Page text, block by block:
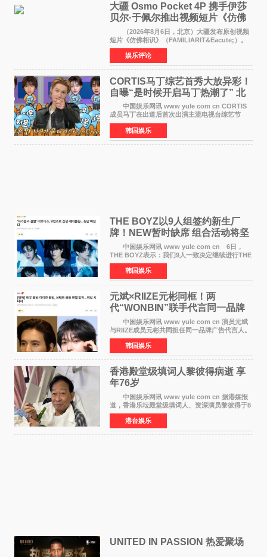
大疆 Osmo Pocket 4P 携手伊莎
贝尔·于佩尔推出视频短片《仿佛
相识》
（2026年8月6日，北京）大疆发布原创视频
短片《仿佛相识》（FAMILIARIT&Eacute;）。
视频短片由戛纳国际电影节最佳女演员伊莎贝尔·
于佩尔（Isabelle Huppert）主演，全程使用大
疆首款双主摄口
娱乐评论
CORTIS马丁综艺首秀大放异彩！
自曝“是时候开启马丁热潮了” 北
美巡演火热进行中
中国娱乐网讯 www yule com cn CORTIS
成员马丁在出道后首次出演主流电视台综艺节
目，展现了多才多艺的魅力。 马丁出演了5日
播出的MBC《Radio Star》Fashion与Passion
之间，I&lsquo;m
韩国娱乐
THE BOYZ以9人组签约新生厂
牌！NEW暂时缺席 组合活动将坚
定不移继续
中国娱乐网讯 www yule com cn 6日，
THE BOYZ表示：我们9人一致决定继续进行THE
BOYZ组合活动，并且已经完成了组合团体活动
签约。目前正在新生厂牌下进行活动准备。尚未
离开THE BOYZ原所
韩国娱乐
元斌×RIIZE元彬同框！两
代“WONBIN”联手代言同一品牌
颜值天花板合体
中国娱乐网讯 www yule com cn 演员元斌
与RIIZE成员元彬共同担任同一品牌广告代言人。
6日据独家报道，继演员元斌之后，RIIZE元彬最
近也被选为某在线中介平台A公司的共同广告代言
人，两人将作
韩国娱乐
香港殿堂级填词人黎彼得病逝 享
年76岁​
中国娱乐网讯 www yule com cn 据港媒报
道，香港乐坛殿堂级填词人、资深演员黎彼得于8
月5日上午因病离世，终年76岁。好友钟志光透
露，黎彼得今年3月中风后便卧床休养，身体机能
持续衰退，最
港台娱乐
UNITED IN PASSION 热爱聚场